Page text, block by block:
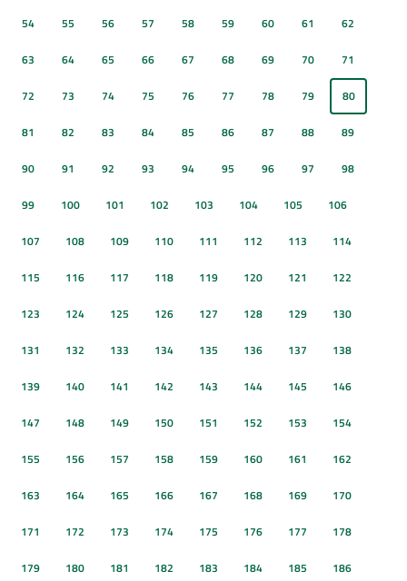
54 55 56 57 58 59 60 61 62
63 64 65 66 67 68 69 70 71
72 73 74 75 76 77 78 79 80
81 82 83 84 85 86 87 88 89
90 91 92 93 94 95 96 97 98
99 100 101 102 103 104 105 106
107 108 109 110 111 112 113 114
115 116 117 118 119 120 121 122
123 124 125 126 127 128 129 130
131 132 133 134 135 136 137 138
139 140 141 142 143 144 145 146
147 148 149 150 151 152 153 154
155 156 157 158 159 160 161 162
163 164 165 166 167 168 169 170
171 172 173 174 175 176 177 178
179 180 181 182 183 184 185 186